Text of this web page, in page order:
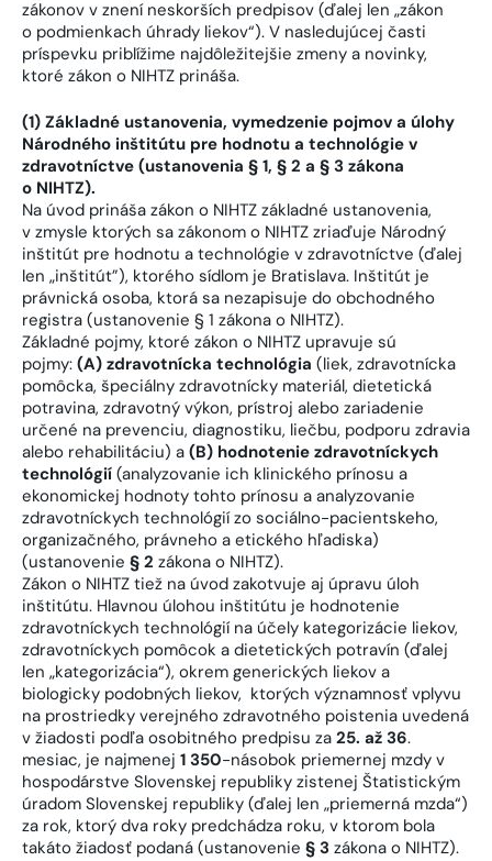
zákonov v znení neskorších predpisov (ďalej len „zákon
o podmienkach úhrady liekov“). V nasledujúcej časti
príspevku priblížime najdôležitejšie zmeny a novinky,
ktoré zákon o NIHTZ prináša.
(1) Základné ustanovenia, vymedzenie pojmov a úlohy
Národného inštitútu pre hodnotu a technológie v
zdravotníctve (ustanovenia § 1, § 2 a § 3 zákona
o NIHTZ).
Na úvod prináša zákon o NIHTZ základné ustanovenia,
v zmysle ktorých sa zákonom o NIHTZ zriaďuje Národný
inštitút pre hodnotu a technológie v zdravotníctve (ďalej
len „inštitút”), ktorého sídlom je Bratislava. Inštitút je
právnická osoba, ktorá sa nezapisuje do obchodného
registra (ustanovenie § 1 zákona o NIHTZ).
Základné pojmy, ktoré zákon o NIHTZ upravuje sú
pojmy: (A) zdravotnícka technológia (liek, zdravotnícka
pomôcka, špeciálny zdravotnícky materiál, dietetická
potravina, zdravotný výkon, prístroj alebo zariadenie
určené na prevenciu, diagnostiku, liečbu, podporu zdravia
alebo rehabilitáciu) a (B) hodnotenie zdravotníckych
technológií (analyzovanie ich klinického prínosu a
ekonomickej hodnoty tohto prínosu a analyzovanie
zdravotníckych technológií zo sociálno-pacientskeho,
organizačného, právneho a etického hľadiska)
(ustanovenie § 2 zákona o NIHTZ).
Zákon o NIHTZ tiež na úvod zakotvuje aj úpravu úloh
inštitútu. Hlavnou úlohou inštitútu je hodnotenie
zdravotníckych technológií na účely kategorizácie liekov,
zdravotníckych pomôcok a dietetických potravín (ďalej
len „kategorizácia“), okrem generických liekov a
biologicky podobných liekov, ktorých významnosť vplyvu
na prostriedky verejného zdravotného poistenia uvedená
v žiadosti podľa osobitného predpisu za 25. až 36.
mesiac, je najmenej 1 350-násobok priemernej mzdy v
hospodárstve Slovenskej republiky zistenej Štatistickým
úradom Slovenskej republiky (ďalej len „priemerná mzda“)
za rok, ktorý dva roky predchádza roku, v ktorom bola
takáto žiadosť podaná (ustanovenie § 3 zákona o NIHTZ).